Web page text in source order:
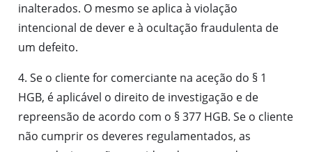
inalterados. O mesmo se aplica à violação
intencional de dever e à ocultação fraudulenta de
um defeito.
4. Se o cliente for comerciante na aceção do § 1
HGB, é aplicável o direito de investigação e de
repreensão de acordo com o § 377 HGB. Se o cliente
não cumprir os deveres regulamentados, as